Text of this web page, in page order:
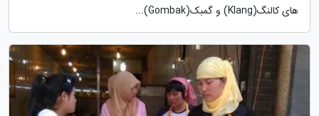
های کالنگ(Klang) و گمبک(Gombak)...